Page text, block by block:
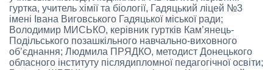
гуртка, учитель хімії та біології, Гадяцький ліцей №3
імені Івана Виговського Гадяцької міської ради;
Володимир МИСЬКО, керівник гуртків Кам’янець-
Подільського позашкільного навчально-виховного
об’єднання; Людмила ПРЯДКО, методист Донецького
обласного інституту післядипломної педагогічної освіти;